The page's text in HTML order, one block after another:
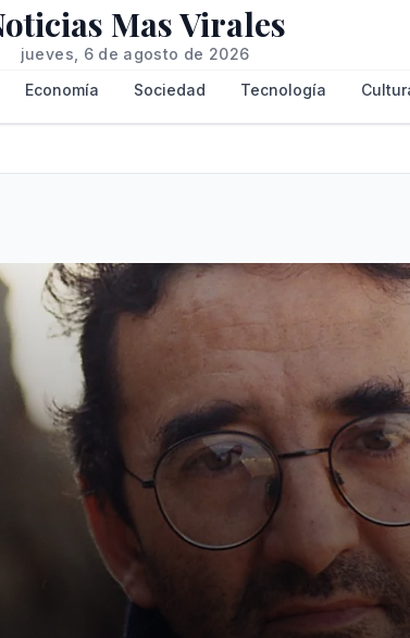
Mas Virales
jueves, 6 de agosto de 2026
Economía Sociedad Tecnología